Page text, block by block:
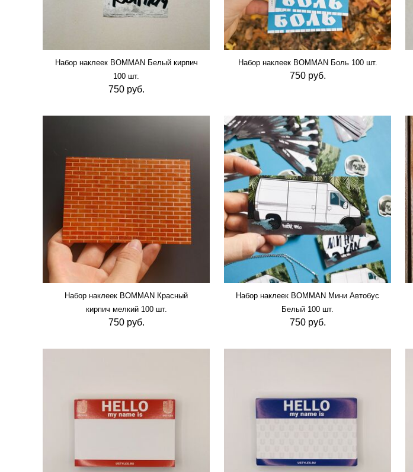
Набор наклеек BOMMAN Белый кирпич
100 шт.
750 руб.
Набор наклеек BOMMAN Боль 100 шт.
750 руб.
Набор наклеек BOMMAN Красный
кирпич мелкий 100 шт.
750 руб.
Набор наклеек BOMMAN Мини Автобус
Белый 100 шт.
750 руб.